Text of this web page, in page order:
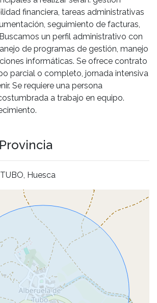
financiera, tareas administrativas
seguimiento de facturas,
un perfil administrativo con
de programas de gestión, manejo
informáticas. Se ofrece contrato
parcial o completo, jornada intensiva
Se requiere una persona
a trabajo en equipo.
Huesca